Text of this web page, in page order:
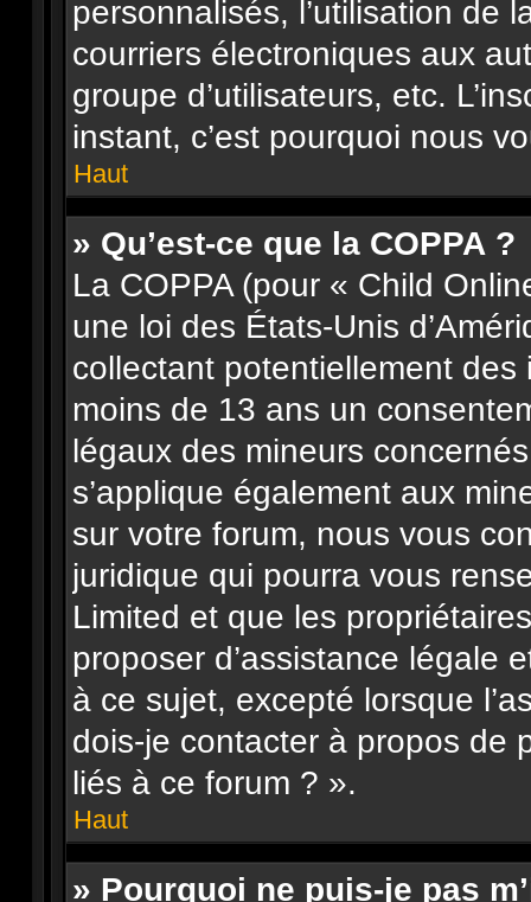
personnalisés, l’utilisation de
courriers électroniques aux
groupe d’utilisateurs, etc.
instant, c’est pourquoi nous
Haut
» Qu’est-ce que la COPPA ?
La COPPA (pour « Child
une loi des États-Unis
collectant potentiellement
moins de 13 ans un
légaux des mineurs
s’applique également aux
sur votre forum, nous vous
juridique qui pourra vous
Limited et que les
proposer d’assistance légale
à ce sujet, excepté lorsque
dois-je contacter à propos de
liés à ce forum ? ».
Haut
» Pourquoi ne puis-je pas